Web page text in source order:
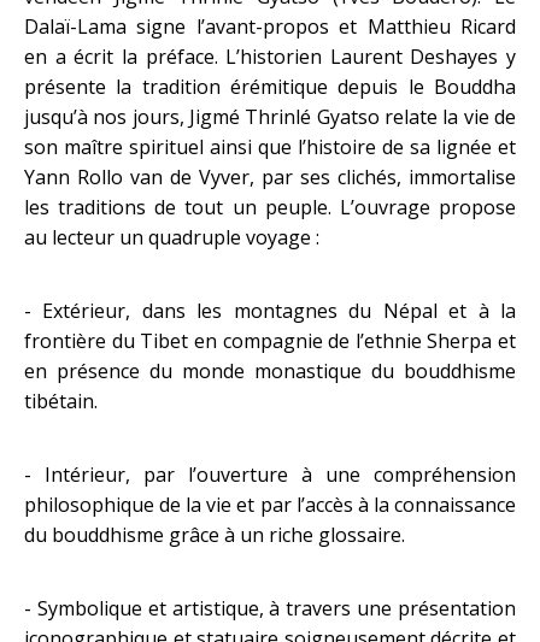
Dalaï-Lama signe l’avant-propos et Matthieu Ricard
en a écrit la préface. L’historien Laurent Deshayes y
présente la tradition érémitique depuis le Bouddha
jusqu’à nos jours, Jigmé Thrinlé Gyatso relate la vie de
son maître spirituel ainsi que l’histoire de sa lignée et
Yann Rollo van de Vyver, par ses clichés, immortalise
les traditions de tout un peuple. L’ouvrage propose
au lecteur un quadruple voyage :
- Extérieur, dans les montagnes du Népal et à la
frontière du Tibet en compagnie de l’ethnie Sherpa et
en présence du monde monastique du bouddhisme
tibétain.
- Intérieur, par l’ouverture à une compréhension
philosophique de la vie et par l’accès à la connaissance
du bouddhisme grâce à un riche glossaire.
- Symbolique et artistique, à travers une présentation